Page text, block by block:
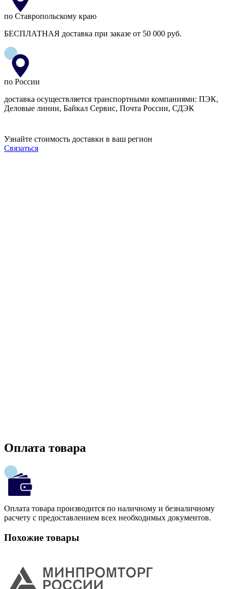
по Ставропольскому краю
БЕСПЛАТНАЯ доставка при заказе от 50 000 руб.
по России
доставка осуществляется транспортными компаниями: ПЭК,
Деловые линии, Байкал Сервис, Почта России, СДЭК
Узнайте стоимость доставки в ваш регион
Связаться
Оплата товара
Оплата товара производится по наличному и безналичному
расчету с предоставлением всех необходимых документов.
Похожие товары